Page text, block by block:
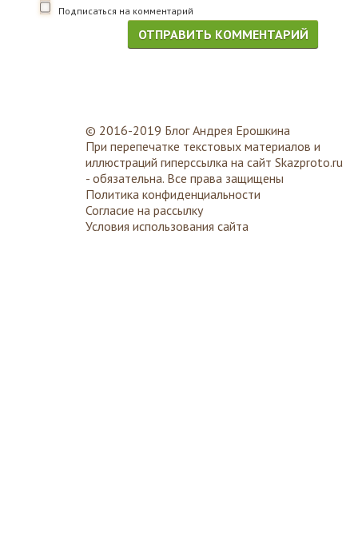
Подписаться на комментарий
© 2016-2019 Блог Андрея Ерошкина
При перепечатке текстовых материалов и
иллюстраций гиперссылка на сайт Skazproto.ru
- обязательна. Все права защищены
Политика конфиденциальности
Согласие на рассылку
Условия использования сайта